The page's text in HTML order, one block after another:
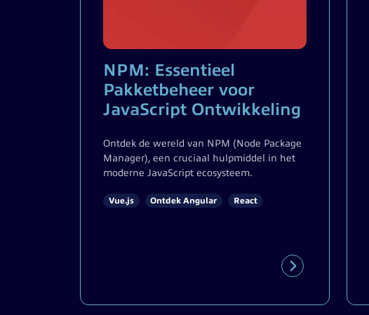
NPM: Essentieel
Pakketbeheer voor
JavaScript Ontwikkeling
Ontdek de wereld van NPM (Node Package
Manager), een cruciaal hulpmiddel in het
moderne JavaScript ecosysteem.
Vue.js Ontdek Angular React